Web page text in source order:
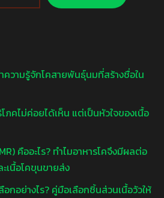
ความรู้จักโคสายพันธุ์นมที่สร้างชื่อใน
ภคไม่ค่อยได้เห็น แต่เป็นหัวใจของเนื้อ
คืออะไร? ทำไมอาหารโคจึงมีผลต่อ
เนื้อโคขุนขายส่ง
กอย่างไร? คู่มือเลือกชิ้นส่วนเนื้อวัวให้